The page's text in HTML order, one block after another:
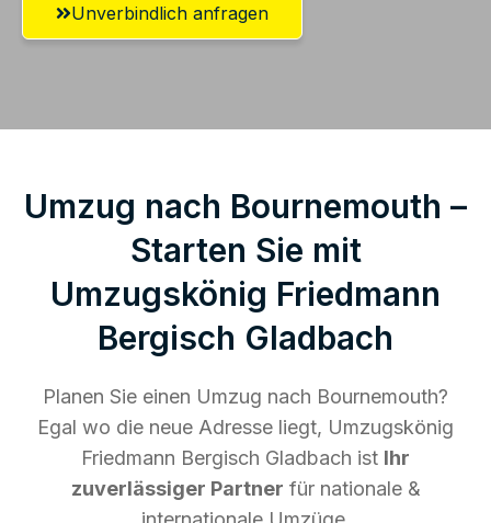
Unverbindlich anfragen
Umzug nach Bournemouth –
Starten Sie mit
Umzugskönig Friedmann
Bergisch Gladbach
Planen Sie einen Umzug nach Bournemouth?
Egal wo die neue Adresse liegt, Umzugskönig
Friedmann Bergisch Gladbach ist Ihr
zuverlässiger Partner für nationale &